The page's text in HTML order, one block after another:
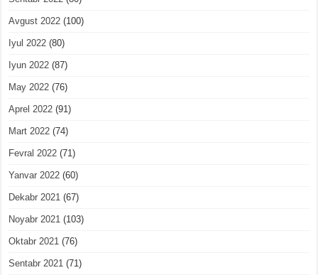
Avgust 2022 (100)
Iyul 2022 (80)
Iyun 2022 (87)
May 2022 (76)
Aprel 2022 (91)
Mart 2022 (74)
Fevral 2022 (71)
Yanvar 2022 (60)
Dekabr 2021 (67)
Noyabr 2021 (103)
Oktabr 2021 (76)
Sentabr 2021 (71)